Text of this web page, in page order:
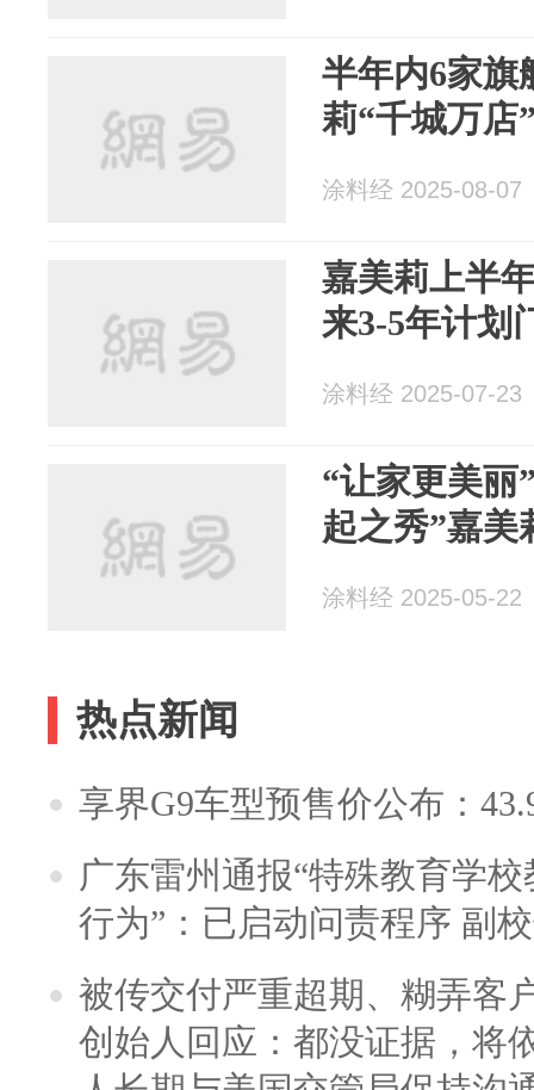
半年内6家旗
莉“千城万店
涂料经 2025-08-07
嘉美莉上半
来3-5年计划
涂料经 2025-07-23
“让家更美丽
起之秀”嘉美
涂料经 2025-05-22
热点新闻
享界G9车型预售价公布：
广东雷州通报“特殊教育学
行为”：已启动问责程序 副
被传交付严重超期、糊弄客
创始人回应：都没证据，将